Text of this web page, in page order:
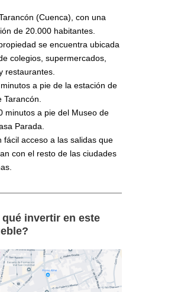
(Cuenca), con una
de 20.000 habitantes.
se encuentra ubicada
colegios, supermercados,
restaurantes.
a pie de la estación de
Tarancón.
minutos a pie del Museo de
Parada.
fácil acceso a las salidas que
con el resto de las ciudades
qué invertir en este